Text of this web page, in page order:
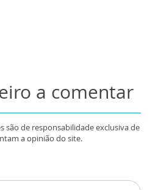
a comentar
são de responsabilidade exclusiva de
a opinião do site.